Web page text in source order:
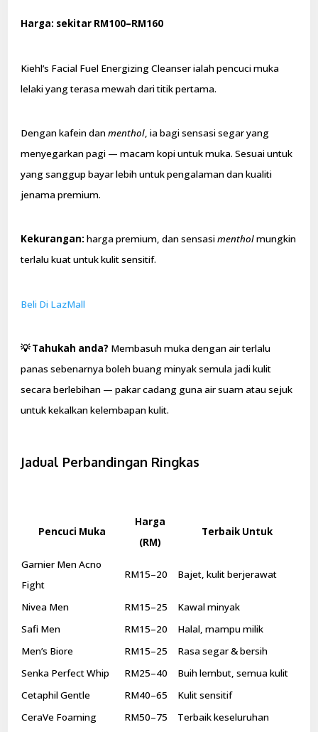
Harga: sekitar RM100–RM160
Kiehl’s Facial Fuel Energizing Cleanser ialah pencuci muka
lelaki yang terasa mewah dari titik pertama.
Dengan kafein danmenthol, ia bagi sensasi segar yang
menyegarkan pagi — macam kopi untuk muka. Sesuai untuk
yang sanggup bayar lebih untuk pengalaman dan kualiti
jenama premium.
Kekurangan: harga premium, dan sensasimentholmungkin
terlalu kuat untuk kulit sensitif.
Beli Di LazMall
💡 Tahukah anda? Membasuh muka dengan air terlalu
panas sebenarnya boleh buang minyak semula jadi kulit
secara berlebihan — pakar cadang guna air suam atau sejuk
untuk kekalkan kelembapan kulit.
Jadual Perbandingan Ringkas
Pencuci Muka
Harga
(RM)
Terbaik Untuk
Garnier Men Acno
Fight
RM15–20 Bajet, kulit berjerawat
Nivea Men RM15–25
Kawal minyak
Safi Men
RM15–20
Halal, mampu milik
Men’s Biore
RM15–25
Rasa segar & bersih
Senka Perfect Whip
RM25–40
Buih lembut, semua kulit
Cetaphil Gentle
RM40–65
Kulit sensitif
CeraVe Foaming
RM50–75
Terbaik keseluruhan